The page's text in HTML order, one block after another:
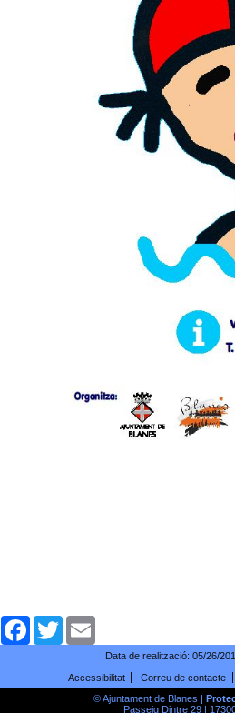
ComparteixFacebookTwitter
Data de realització: 05/26/
Accessibilitat
Correu de contacte
© Ajuntament de Blanes |
Passeig Dintre 29 |